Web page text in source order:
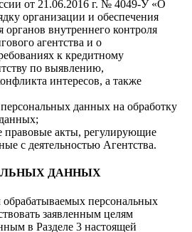
от 21.06.2016 г. № 4049-У «О
организации и обеспечения
внутреннего контроля
агентства и о
к кредитному
по выявлению,
интересов, а также
данных на обработку
акты, регулирующие
с деятельностью Агентства.
ДАННЫХ
персональных
заявленным целям
в Разделе 3 настоящей